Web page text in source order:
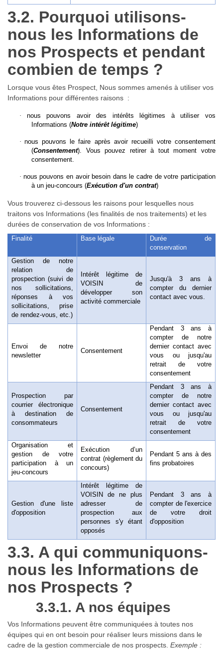
3.2. Pourquoi utilisons-
nous les Informations de
nos Prospects et pendant
combien de temps ?
Lorsque vous êtes Prospect, Nous sommes amenés à utiliser vos
Informations pour différentes raisons :
· nous pouvons avoir des intérêts légitimes à utiliser vos
Informations (Notre intérêt légitime)
·nous pouvons le faire après avoir recueilli votre consentement
(Consentement). Vous pouvez retirer à tout moment votre
consentement.
· nous pouvons en avoir besoin dans le cadre de votre participation
à un jeu-concours (Exécution d'un contrat)
Vous trouverez ci-dessous les raisons pour lesquelles nous
traitons vos Informations (les finalités de nos traitements) et les
durées de conservation de vos Informations :
Finalité Base légale
Durée de
conservation
Gestion de notre
relation de
prospection (suivi de
nos sollicitations,
réponses à vos
sollicitations, prise
de rendez-vous, etc.)
Intérêt légitime de
VOISIN de
développer son
activité commerciale
Jusqu'à 3 ans à
compter du dernier
contact avec vous.
Envoi de notre
newsletter
Consentement
Pendant 3 ans à
compter de notre
dernier contact avec
vous ou jusqu'au
retrait de votre
consentement
Prospection par
courrier électronique
à destination de
consommateurs
Consentement
Pendant 3 ans à
compter de notre
dernier contact avec
vous ou jusqu'au
retrait de votre
consentement
Organisation et
gestion de votre
participation à un
jeu-concours
Exécution d’un
contrat (règlement du
concours)
Pendant 5 ans à des
fins probatoires
Gestion d'une liste
d'opposition
Intérêt légitime de
VOISIN de ne plus
adresser de
prospection aux
personnes s'y étant
opposés
Pendant 3 ans à
compter de l'exercice
de votre droit
d'opposition
3.3. A qui communiquons-
nous les Informations de
nos Prospects ?
3.3.1. A nos équipes
Vos Informations peuvent être communiquées à toutes nos
équipes qui en ont besoin pour réaliser leurs missions dans le
cadre de la gestion commerciale de nos prospects. Exemple :